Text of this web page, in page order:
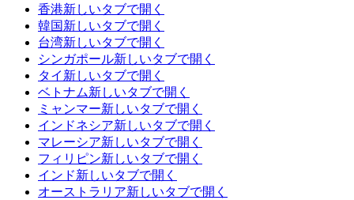
香港新しいタブで開く
韓国新しいタブで開く
台湾新しいタブで開く
シンガポール新しいタブで開く
タイ 新しいタブで開く
ベトナム新しいタブで開く
ミャンマー新しいタブで開く
インドネシア新しいタブで開く
マレーシア新しいタブで開く
フィリピン新しいタブで開く
インド新しいタブで開く
オーストラリア新しいタブで開く